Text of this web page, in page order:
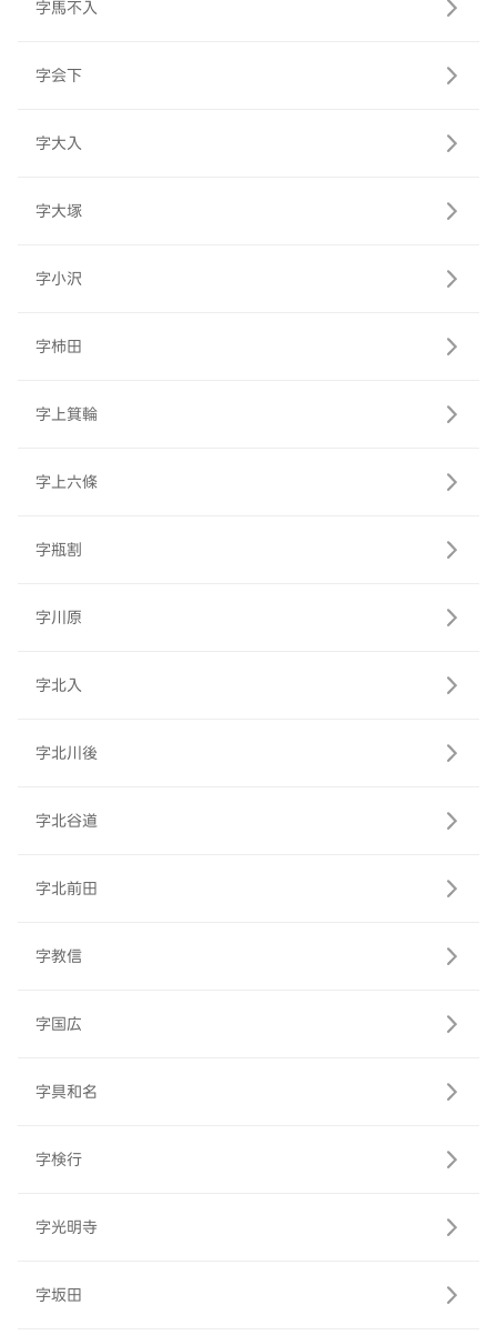
字馬不入
字会下
字大入
字大塚
字小沢
字柿田
字上箕輪
字上六條
字瓶割
字川原
字北入
字北川後
字北谷道
字北前田
字教信
字国広
字具和名
字検行
字光明寺
字坂田